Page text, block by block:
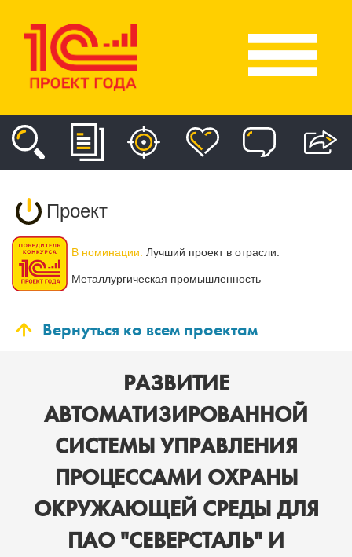
Проект
В номинации: Лучший проект в отрасли:
Металлургическая промышленность
Вернуться ко всем проектам
РАЗВИТИЕ
АВТОМАТИЗИРОВАННОЙ
СИСТЕМЫ УПРАВЛЕНИЯ
ПРОЦЕССАМИ ОХРАНЫ
ОКРУЖАЮЩЕЙ СРЕДЫ ДЛЯ
ПАО "СЕВЕРСТАЛЬ" И